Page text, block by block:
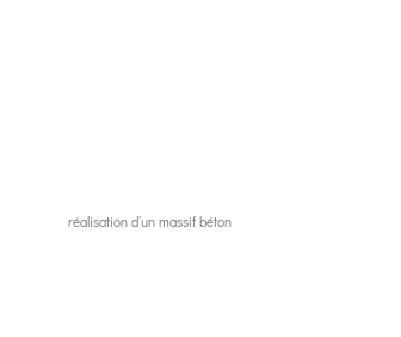
réalisation d’un massif béton